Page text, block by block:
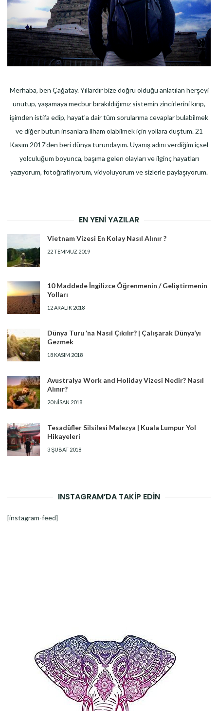
Merhaba, ben Çağatay. Yıllardır bize doğru olduğu anlatılan herşeyi
unutup, yaşamaya mecbur bırakıldığımız sistemin zincirlerini kırıp,
işimden istifa edip, hayat'a dair tüm sorularıma cevaplar bulabilmek
ve diğer bütün insanlara ilham olabilmek için yollara düştüm. 21
Kasım 2017'den beri dünya turundayım. Uyanış adını verdiğim içsel
yolculuğum boyunca, başıma gelen olayları ve ilginç hayatları
yazıyorum, fotoğraflıyorum, vidyoluyorum ve sizlerle paylaşıyorum.
EN YENI YAZILAR
Vietnam Vizesi En Kolay Nasıl Alınır ?
22 TEMMUZ 2019
10 Maddede İngilizce Öğrenmenin / Geliştirmenin
Yolları
12 ARALIK 2018
Dünya Turu ‘na Nasıl Çıkılır? | Çalışarak Dünya’yı
Gezmek
18 KASIM 2018
Avustralya Work and Holiday Vizesi Nedir? Nasıl
Alınır?
20 NISAN 2018
Tesadüfler Silsilesi Malezya | Kuala Lumpur Yol
Hikayeleri
3 ŞUBAT 2018
INSTAGRAM’DA TAKİP EDİN
[instagram-feed]